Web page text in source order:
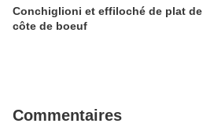
Conchiglioni et effiloché de plat de
côte de boeuf
Commentaires